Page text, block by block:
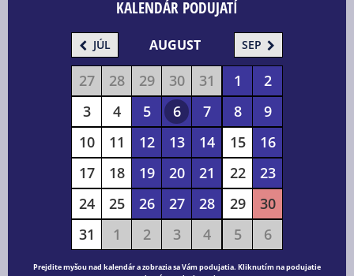
KALENDÁR PODUJATÍ
JÚL AUGUST SEP
27 28 29 30 31 1
2
3
4 5 6 7 8
9
10
11 12 13 14 15
16
17
18 19 20 21 22
23
24
25 26 27 28 29
30
31
1 2 3 4 5 6
Prejdite myšou nad kalendár a zobrazia sa Vám podujatia. Kliknutím na podujatie